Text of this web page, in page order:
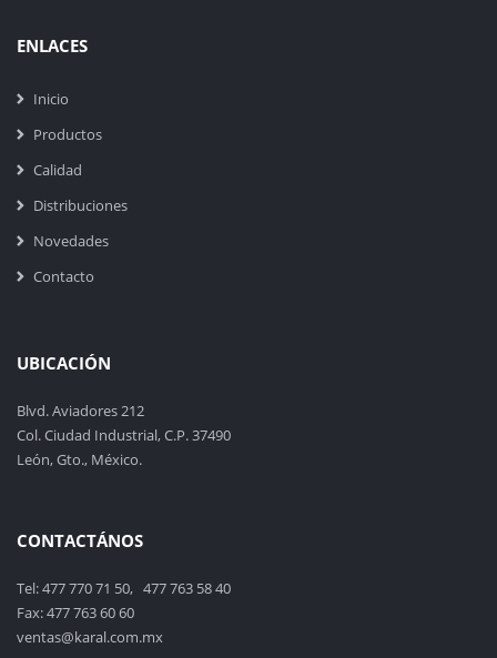
ENLACES
Inicio
Productos
Calidad
Distribuciones
Novedades
Contacto
UBICACIÓN
Blvd. Aviadores 212
Col. Ciudad Industrial, C.P. 37490
León, Gto., México.
CONTACTÁNOS
Tel: 477 770 71 50, 477 763 58 40
Fax: 477 763 60 60
ventas@karal.com.mx